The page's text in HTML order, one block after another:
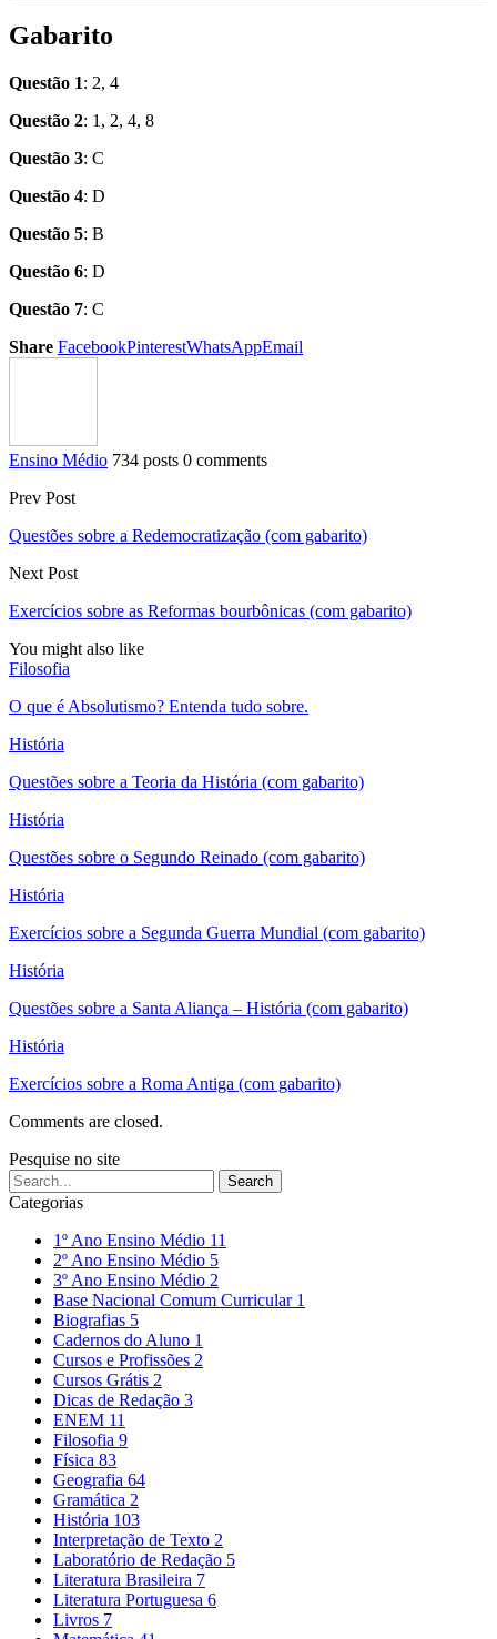
Gabarito
Questão 1: 2, 4
Questão 2: 1, 2, 4, 8
Questão 3: C
Questão 4: D
Questão 5: B
Questão 6: D
Questão 7: C
Share FacebookPinterestWhatsAppEmail
Ensino Médio 734 posts 0 comments
Prev Post
Questões sobre a Redemocratização (com gabarito)
Next Post
Exercícios sobre as Reformas bourbônicas (com gabarito)
You might also like
Filosofia
O que é Absolutismo? Entenda tudo sobre.
História
Questões sobre a Teoria da História (com gabarito)
História
Questões sobre o Segundo Reinado (com gabarito)
História
Exercícios sobre a Segunda Guerra Mundial (com gabarito)
História
Questões sobre a Santa Aliança – História (com gabarito)
História
Exercícios sobre a Roma Antiga (com gabarito)
Comments are closed.
Pesquise no site
Categorias
1º Ano Ensino Médio 11
2º Ano Ensino Médio 5
3º Ano Ensino Médio 2
Base Nacional Comum Curricular 1
Biografias 5
Cadernos do Aluno 1
Cursos e Profissões 2
Cursos Grátis 2
Dicas de Redação 3
ENEM 11
Filosofia 9
Física 83
Geografia 64
Gramática 2
História 103
Interpretação de Texto 2
Laboratório de Redação 5
Literatura Brasileira 7
Literatura Portuguesa 6
Livros 7